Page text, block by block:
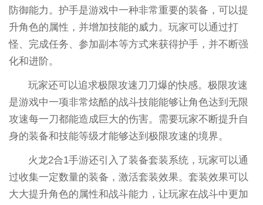
防御能力。护手是游戏中一种非常重要的装备，可以提
升角色的属性，并增加技能的威力。玩家可以通过打
怪、完成任务、参加副本等方式来获得护手，并不断强
化和进阶。
玩家还可以追求极限攻速刀刀爆的快感。极限攻速
是游戏中一项非常炫酷的战斗技能能够让角色达到无限
攻速每一刀都能造成巨大的伤害。需要玩家不断提升自
身的装备和技能等级才能够达到极限攻速的境界。
火龙2合1手游还引入了装备套装系统，玩家可以通
过收集一定数量的装备，激活套装效果。套装效果可以
大大提升角色的属性和战斗能力，让玩家在战斗中更加